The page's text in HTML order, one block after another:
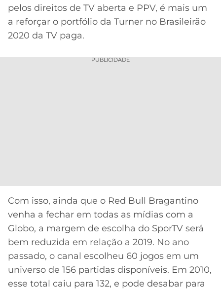
pelos direitos de TV aberta e PPV, é mais um
a reforçar o portfólio da Turner no Brasileirão
2020 da TV paga.
PUBLICIDADE
Com isso, ainda que o Red Bull Bragantino
venha a fechar em todas as mídias com a
Globo, a margem de escolha do SporTV será
bem reduzida em relação a 2019. No ano
passado, o canal escolheu 60 jogos em um
universo de 156 partidas disponíveis. Em 2010,
esse total caiu para 132, e pode desabar para